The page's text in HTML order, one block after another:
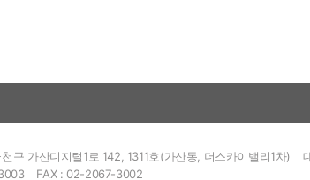
구 가산디지털1로 142, 1311호(가산동, 더스카이밸리1차)
FAX : 02-2067-3002